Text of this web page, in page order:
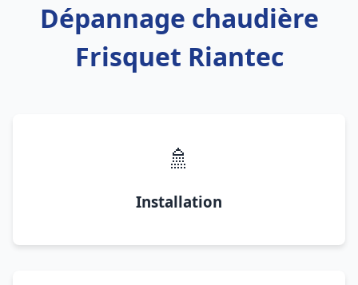
Dépannage chaudière
Frisquet Riantec
🚿
Installation